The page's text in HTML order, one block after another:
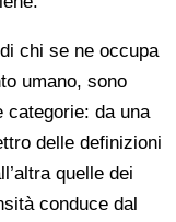
chi se ne occupa
umano, sono
categorie: da una
delle definizioni
quelle dei
conduce dal